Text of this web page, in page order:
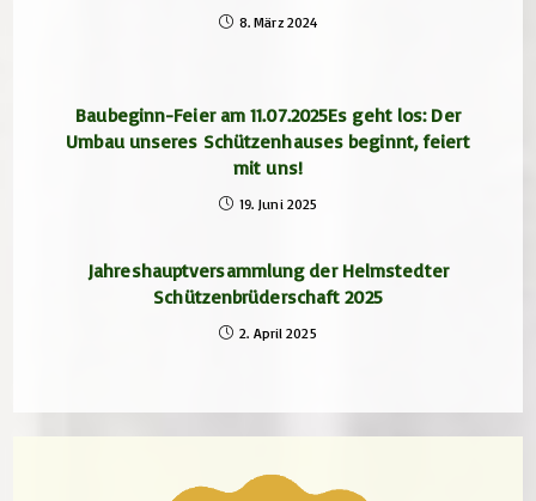
8. März 2024
Baubeginn-Feier am 11.07.2025Es geht los: Der
Umbau unseres Schützenhauses beginnt, feiert
mit uns!
19. Juni 2025
Jahreshauptversammlung der Helmstedter
Schützenbrüderschaft 2025
2. April 2025